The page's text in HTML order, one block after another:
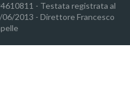
- Testata registrata al
2013 - Direttore Francesco